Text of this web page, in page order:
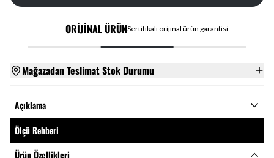
ORİJİNAL ÜRÜNSertifikalı orijinal ürün garantisi
Mağazadan Teslimat Stok Durumu
Açıklama
Ölçü Rehberi
Ürün Özellikleri